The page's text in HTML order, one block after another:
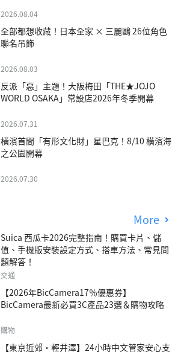
2026.08.04
全部都想收藏！日本全家 × 三麗鷗 26位角色
聯名吊飾
2026.08.03
反派「惡」主題！大阪梅田「THE★JOJO
WORLD OSAKA」常設店2026年冬季開幕
2026.07.31
橫濱首間「有形文化財」星巴克！8/10 橫濱海
之公園開幕
2026.07.30
More
Suica 西瓜卡2026完整指南！購買卡片、儲
值、手機版安裝設定方式、搭車方法、常見問
題解答！
交通
【2026年BicCamera17％優惠券】
BicCamera最新必買3C產品23選＆購物攻略
購物
【東京近郊・輕井澤】24小時中文管家安心支